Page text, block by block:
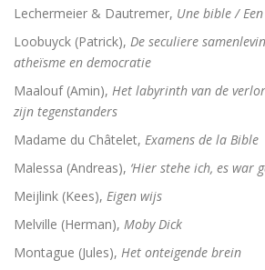
Lechermeier & Dautremer, Une bible /
Loobuyck (Patrick), De seculiere
atheïsme en democratie
Maalouf (Amin), Het labyrinth van de
zijn tegenstanders
Madame du Châtelet, Examens de la Bible
Malessa (Andreas), ‘Hier stehe ich, es war
Meijlink (Kees), Eigen wijs
Melville (Herman), Moby Dick
Montague (Jules), Het onteigende brein